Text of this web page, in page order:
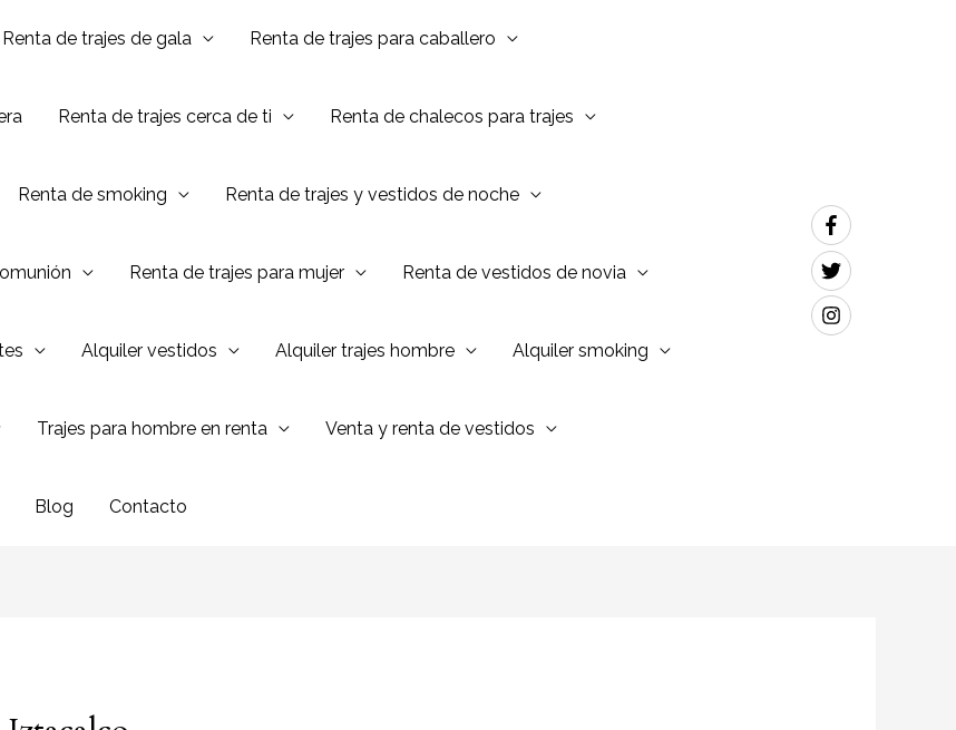
Renta de trajes de gala Renta de trajes para caballero
Renta de trajes cerca de ti Renta de chalecos para trajes
Renta de smoking Renta de trajes y vestidos de noche
Renta de trajes para mujer Renta de vestidos de novia
Alquiler vestidos Alquiler trajes hombre Alquiler smoking
Trajes para hombre en renta Venta y renta de vestidos
Blog Contacto